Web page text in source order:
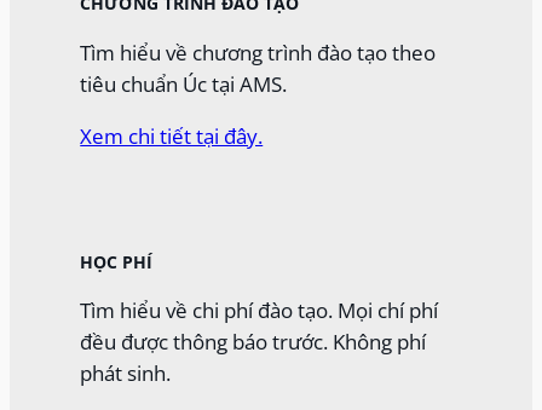
Tìm hiểu về chương trình đào tạo theo
tiêu chuẩn Úc tại AMS.
Xem chi tiết tại đây.
HỌC PHÍ
Tìm hiểu về chi phí đào tạo. Mọi chí phí
đều được thông báo trước. Không phí
phát sinh.